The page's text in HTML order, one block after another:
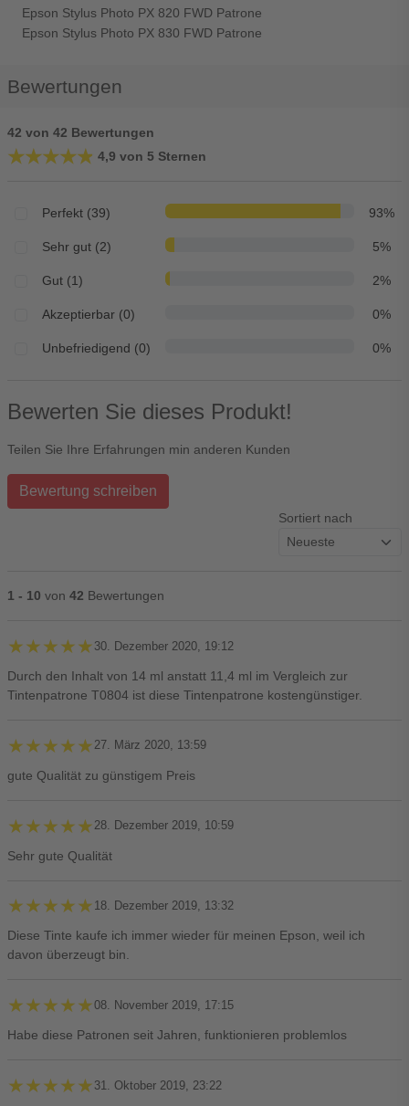
Epson Stylus Photo PX 820 FWD Patrone
Epson Stylus Photo PX 830 FWD Patrone
Bewertungen
42 von 42 Bewertungen
★★★★★
★★★★★ 4,9 von 5 Sternen
Perfekt (39) 93%
Sehr gut (2) 5%
Gut (1) 2%
Akzeptierbar (0) 0%
Unbefriedigend (0) 0%
Bewerten Sie dieses Produkt!
Teilen Sie Ihre Erfahrungen min anderen Kunden
Bewertung schreiben
Sortiert nach
1 - 10 von 42 Bewertungen
★★★★★
★★★★★ 30. Dezember 2020, 19:12
Durch den Inhalt von 14 ml anstatt 11,4 ml im Vergleich zur
Tintenpatrone T0804 ist diese Tintenpatrone kostengünstiger.
★★★★★
★★★★★ 27. März 2020, 13:59
gute Qualität zu günstigem Preis
★★★★★
★★★★★ 28. Dezember 2019, 10:59
Sehr gute Qualität
★★★★★
★★★★★ 18. Dezember 2019, 13:32
Diese Tinte kaufe ich immer wieder für meinen Epson, weil ich
davon überzeugt bin.
★★★★★
★★★★★08. November 2019, 17:15
Habe diese Patronen seit Jahren, funktionieren problemlos
★★★★★
★★★★★ 31. Oktober 2019, 23:22